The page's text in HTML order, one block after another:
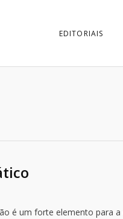
EDITORIAIS
é um forte elemento para